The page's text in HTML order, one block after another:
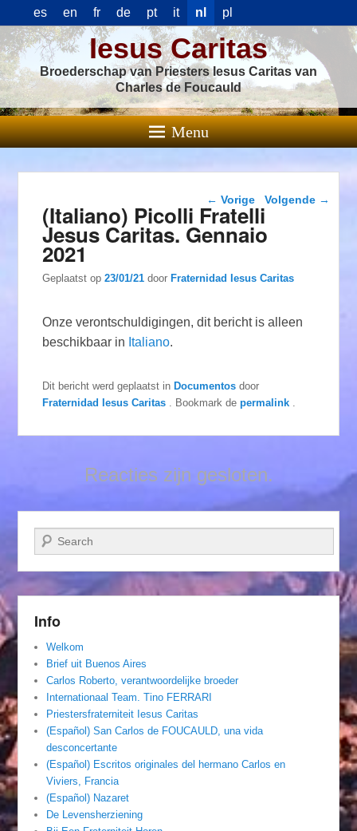
es en fr de pt it nl pl
Iesus Caritas
Broederschap van Priesters Iesus Caritas van
Charles de Foucauld
Menu
Berichtnavigatie
← Vorige Volgende →
(Italiano) Picolli Fratelli
Jesus Caritas. Gennaio
2021
Geplaatst op23/01/21 doorFraternidad Iesus Caritas
Onze verontschuldigingen, dit bericht is alleen
beschikbaar in Italiano.
Dit bericht werd geplaatst inDocumentos door
Fraternidad Iesus Caritas
. Bookmark depermalink
Reacties zijn gesloten.
Zoeken
Info
Welkom
Brief uit Buenos Aires
Carlos Roberto, verantwoordelijke broeder
Internationaal Team. Tino FERRARI
Priestersfraterniteit Iesus Caritas
(Español) San Carlos de FOUCAULD, una vida
desconcertante
(Español) Escritos originales del hermano Carlos en
Viviers, Francia
(Español) Nazaret
De Levensherziening